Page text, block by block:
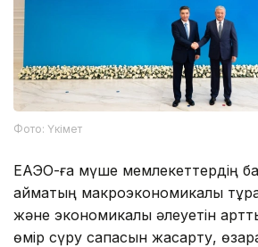
Фото: Үкімет
ЕАЭО-ға мүше мемлекеттердің
аймақтың макроэкономикалық
және экономикалық әлеуетін
өмір сүру сапасын жақсарту,